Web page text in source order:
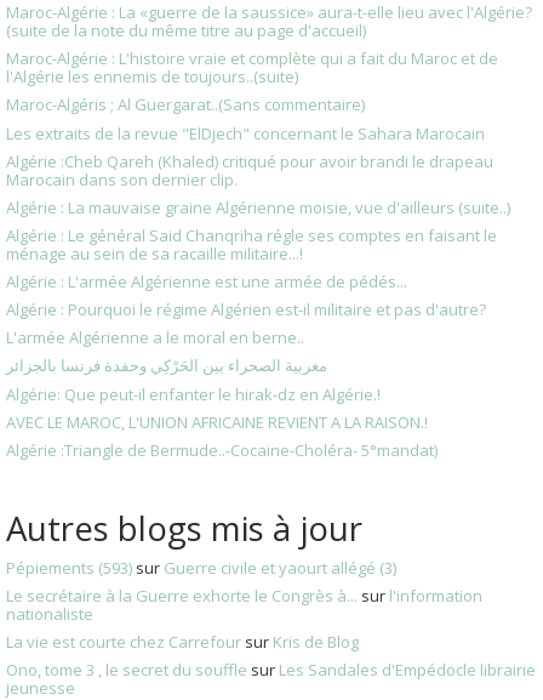
Maroc-Algérie : La «guerre de la saussice» aura-t-elle lieu avec l'Algérie?
(suite de la note du même titre au page d'accueil)
Maroc-Algérie : L'histoire vraie et complète qui a fait du Maroc et de
l'Algérie les ennemis de toujours..(suite)
Maroc-Algéris ; Al Guergarat..(Sans commentaire)
Les extraits de la revue "ElDjech" concernant le Sahara Marocain
Algérie :Cheb Qareh (Khaled) critiqué pour avoir brandi le drapeau
Marocain dans son dernier clip.
Algérie : La mauvaise graine Algérienne moisie, vue d'ailleurs (suite..)
Algérie : Le général Said Chanqriha régle ses comptes en faisant le
ménage au sein de sa racaille militaire...!
Algérie : L'armée Algérienne est une armée de pédés...
Algérie : Pourquoi le régime Algérien est-il militaire et pas d'autre?
L'armée Algérienne a le moral en berne..
مغربية الصحراء بين الحَرْكِي وحفدة فرنسا بالجزائر
Algérie: Que peut-il enfanter le hirak-dz en Algérie.!
AVEC LE MAROC, L'UNION AFRICAINE REVIENT A LA RAISON.!
Algérie :Triangle de Bermude..-Cocaine-Choléra- 5°mandat)
Autres blogs mis à jour
Pépiements (593) sur Guerre civile et yaourt allégé (3)
Le secrétaire à la Guerre exhorte le Congrès à... sur l'information
nationaliste
La vie est courte chez Carrefour sur Kris de Blog
Ono, tome 3 , le secret du souffle sur Les Sandales d'Empédocle librairie
jeunesse